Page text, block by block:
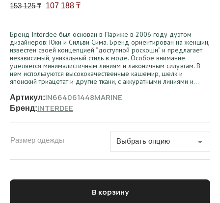
153 125₸ Первоначальная цена составляла 153 125 ₸.
107 188 ₸Текущая цена: 107 188 ₸.
Бренд Interdee был основан в Париже в 2006 году дуэтом
дизайнеров: Юки и Сильви Сима. Бренд ориентирован на женщин,
известен своей концепцией “доступной роскоши” и предлагает
независимый, уникальный стиль в моде. Особое внимание
уделяется минималистичным линиям и лаконичным силуэтам. В
нем используются высококачественные кашемир, шелк и
японский триацетат и другие ткани, с аккуратными линиями и…
Артикул:IN664061448MARINE
Бренд:INTERDEE
Размер одежды
Количество товара Платье трикотажное женское
В корзину